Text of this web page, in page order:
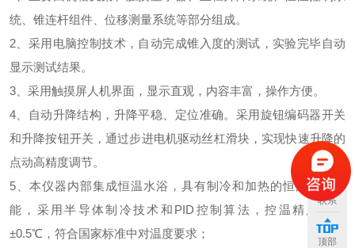
统、锥连杆组件、位移测量系统等部分组成。
2、采用电脑控制技术，自动完成锥入度的测试，实验完毕自动
显示测试结果。
3、采用触摸屏人机界面，显示直观，内容丰富，操作方便。
4、自动升降结构，升降平稳、定位准确。采用旋钮编码器开关
和升降按钮开关，通过步进电机驱动丝杠滑块，实现快速升降的
点动高精度调节。
5、本仪器内部集成恒温水浴，具有制冷和加热的恒温控制功
能，采用半导体制冷技术和PID控制算法，控温精度可达
±0.5℃，符合国家标准中对温度要求；
联系
顶部